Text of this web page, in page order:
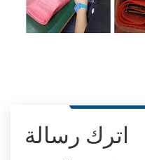
اترك رسالة